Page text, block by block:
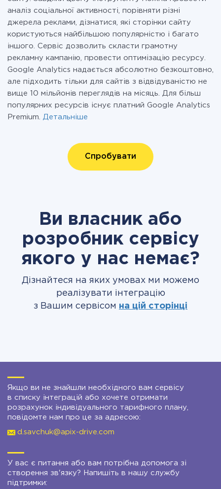
аналіз соціальної активності, порівняти різні
джерела реклами, дізнатися, які сторінки сайту
користуються найбільшою популярністю і багато
іншого. Сервіс дозволить скласти грамотну
рекламну кампанію, провести оптимізацію ресурсу.
Google Analytics надається абсолютно безкоштовно,
але підходить тільки для сайтів з відвідуваністю не
вище 10 мільйонів переглядів на місяць. Для більш
популярних ресурсів існує платний Google Analytics
Premium. Детальніше
Спробувати
Ви власник або
розробник сервісу
якого у нас немає?
Дізнайтеся на яких умовах ми можемо
реалізувати інтеграцію
з Вашим сервісом на цій сторінці
Якщо ви не знайшли необхідного вам сервісу
в списку інтеграцій або хочете отримати
розрахунок індивідуального тарифного плану,
повідомте нам про це за адресою:
d.savchuk@apix-drive.com
У вас є питання або вам потрібна допомога зі
створення зв'язку? Напишіть в нашу службу
підтримки: